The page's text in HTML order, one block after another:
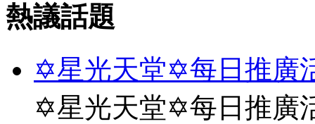
熱議話題
✡星光天堂✡每日推廣
✡星光天堂✡每日推廣